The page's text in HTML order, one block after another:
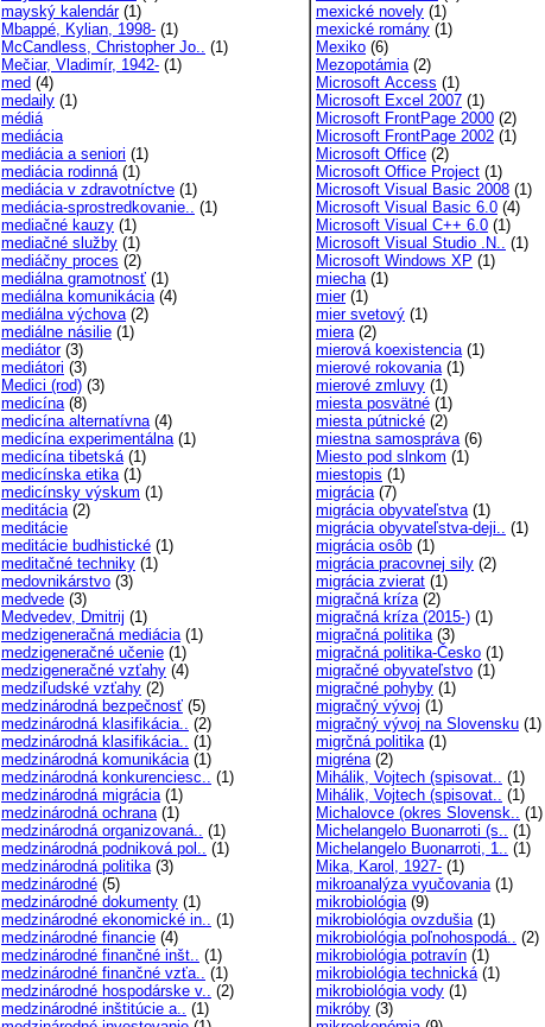
mayský kalendár(1)
Mbappé, Kylian, 1998- (1)
McCandless, Christopher Jo.. (1)
Mečiar, Vladimír, 1942- (1)
med (4)
medaily (1)
médiá
mediácia
mediácia a seniori (1)
mediácia rodinná(1)
mediácia v zdravotníctve (1)
mediácia-sprostredkovanie.. (1)
mediačné kauzy (1)
mediačné služby (1)
mediáčny proces (2)
mediálna gramotnosť (1)
mediálna komunikácia(4)
mediálna výchova(2)
mediálne násilie (1)
mediátor(3)
mediátori (3)
Medici (rod) (3)
medicína(8)
medicína alternatívna(4)
medicína experimentálna(1)
medicína tibetská(1)
medicínska etika(1)
medicínsky výskum (1)
meditácia(2)
meditácie
meditácie budhistické (1)
meditačné techniky (1)
medovnikárstvo (3)
medvede (3)
Medvedev, Dmitrij (1)
medzigeneračná mediácia(1)
medzigeneračné učenie (1)
medzigeneračné vzťahy (4)
medziľudské vzťahy (2)
medzinárodná bezpečnosť (5)
medzinárodná klasifikácia.. (2)
medzinárodná klasifikácia.. (1)
medzinárodná komunikácia(1)
medzinárodná konkurenciesc.. (1)
medzinárodná migrácia(1)
medzinárodná ochrana(1)
medzinárodná organizovaná.. (1)
medzinárodná podniková pol.. (1)
medzinárodná politika(3)
medzinárodné (5)
medzinárodné dokumenty (1)
medzinárodné ekonomické in.. (1)
medzinárodné financie (4)
medzinárodné finančné inšt.. (1)
medzinárodné finančné vzťa.. (1)
medzinárodné hospodárske v.. (2)
medzinárodné inštitúcie a.. (1)
mexické novely (1)
mexické romány (1)
Mexiko (6)
Mezopotámia(2)
Microsoft Access (1)
Microsoft Excel 2007 (1)
Microsoft FrontPage 2000 (2)
Microsoft FrontPage 2002 (1)
Microsoft Office (2)
Microsoft Office Project (1)
Microsoft Visual Basic 2008 (1)
Microsoft Visual Basic 6.0 (4)
Microsoft Visual C++ 6.0 (1)
Microsoft Visual Studio .N.. (1)
Microsoft Windows XP (1)
miecha(1)
mier(1)
mier svetový (1)
miera(2)
mierová koexistencia(1)
mierové rokovania(1)
mierové zmluvy (1)
miesta posvätné (1)
miesta pútnické (2)
miestna samospráva(6)
Miesto pod slnkom (1)
miestopis (1)
migrácia(7)
migrácia obyvateľstva(1)
migrácia obyvateľstva-deji.. (1)
migrácia osôb (1)
migrácia pracovnej sily (2)
migrácia zvierat (1)
migračná kríza(2)
migračná kríza (2015-) (1)
migračná politika(3)
migračná politika-Česko (1)
migračné obyvateľstvo (1)
migračné pohyby (1)
migračný vývoj (1)
migračný vývoj na Slovensku (1)
migrčná politika(1)
migréna(2)
Mihálik, Vojtech (spisovat.. (1)
Mihálik, Vojtech (spisovat.. (1)
Michalovce (okres Slovensk.. (1)
Michelangelo Buonarroti (s.. (1)
Michelangelo Buonarroti, 1.. (1)
Mika, Karol, 1927- (1)
mikroanalýza vyučovania(1)
mikrobiológia(9)
mikrobiológia ovzdušia(1)
mikrobiológia poľnohospodá.. (2)
mikrobiológia potravín (1)
mikrobiológia technická(1)
mikrobiológia vody (1)
mikróby (3)